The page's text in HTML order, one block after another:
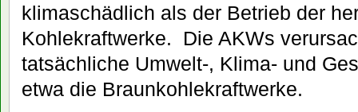
klimaschädlich als der Betrieb der
Kohlekraftwerke. Die AKWs
tatsächliche Umwelt-, Klima- und
etwa die Braunkohlekraftwerke.